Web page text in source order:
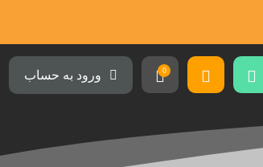
0 ورود به حساب